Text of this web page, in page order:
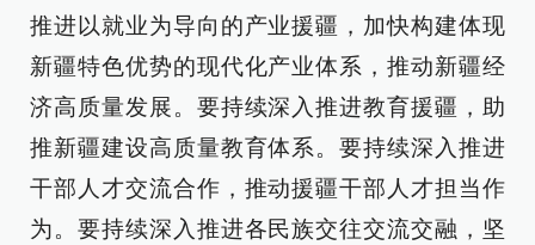
推进以就业为导向的产业援疆，加快构建体现
新疆特色优势的现代化产业体系，推动新疆经
济高质量发展。要持续深入推进教育援疆，助
推新疆建设高质量教育体系。要持续深入推进
干部人才交流合作，推动援疆干部人才担当作
为。要持续深入推进各民族交往交流交融，坚